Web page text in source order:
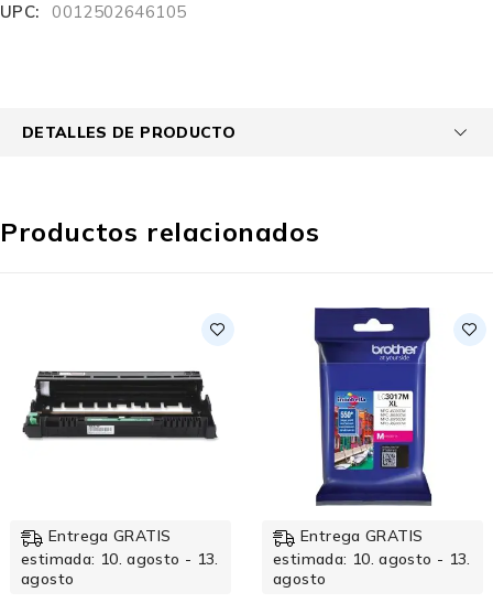
UPC:
0012502646105
DETALLES DE PRODUCTO
Productos relacionados
Entrega GRATIS
estimada: 10. agosto - 13.
agosto
Entrega GRATIS
estimada: 10. agosto - 13.
agosto